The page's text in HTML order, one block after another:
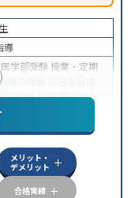
導
医学部受験 授業・定期
慣の定着
別特化対策国公立大
英語・英会話特化
替可能 不登校生に対
受講可能季節講習の
メリット・
デメリット
合格実績